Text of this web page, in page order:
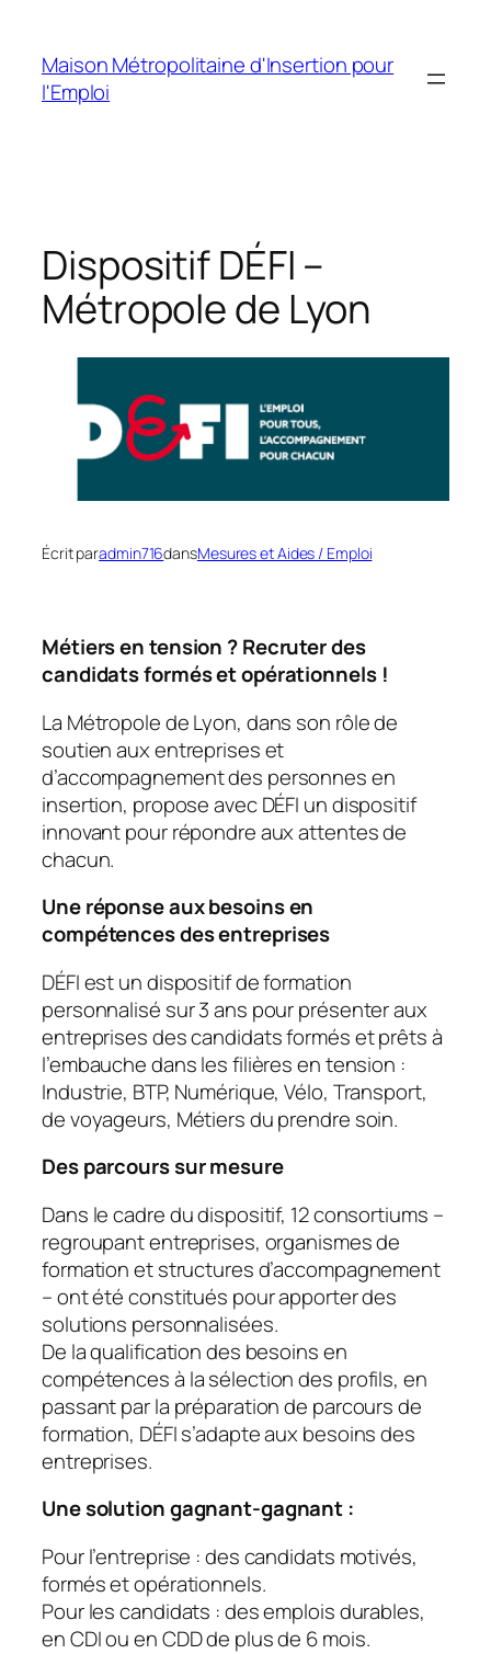
contenu
Maison Métropolitaine d'Insertion pour
l'Emploi
Dispositif DÉFI –
Métropole de Lyon
Écrit paradmin716dansMesures et Aides / Emploi
Métiers en tension ? Recruter des
candidats formés et opérationnels !
La Métropole de Lyon, dans son rôle de
soutien aux entreprises et
d’accompagnement des personnes en
insertion, propose avec DÉFI un dispositif
innovant pour répondre aux attentes de
chacun.
Une réponse aux besoins en
compétences des entreprises
DÉFI est un dispositif de formation
personnalisé sur 3 ans pour présenter aux
entreprises des candidats formés et prêts à
l’embauche dans les filières en tension :
Industrie, BTP, Numérique, Vélo, Transport,
de voyageurs, Métiers du prendre soin.
Des parcours sur mesure
Dans le cadre du dispositif, 12 consortiums –
regroupant entreprises, organismes de
formation et structures d’accompagnement
– ont été constitués pour apporter des
solutions personnalisées.
De la qualification des besoins en
compétences à la sélection des profils, en
passant par la préparation de parcours de
formation, DÉFI s’adapte aux besoins des
entreprises.
Une solution gagnant-gagnant :
Pour l’entreprise : des candidats motivés,
formés et opérationnels.
Pour les candidats : des emplois durables,
en CDI ou en CDD de plus de 6 mois.